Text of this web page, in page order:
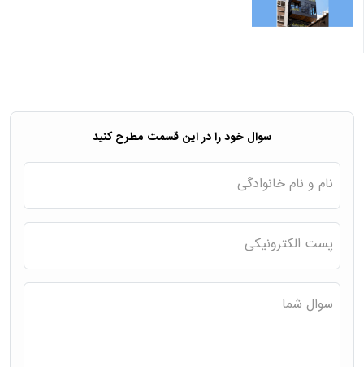
سوال خود را در این قسمت مطرح کنید
نام و نام خانوادگی
پست الکترونیکی
سوال شما